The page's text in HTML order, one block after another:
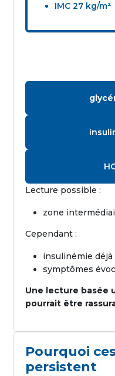
IMC 27 kg/m²
Lecture possible :
zone
Cependant :
insulinémie déjà
symptômes
Une lecture basée
pourrait être
Pourquoi
persistent